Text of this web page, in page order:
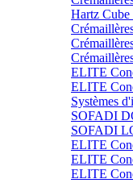
Hartz Cube
ELITE
ELITE
Systèmes
SOFADI
SOFADI
ELITE
ELITE
ELITE